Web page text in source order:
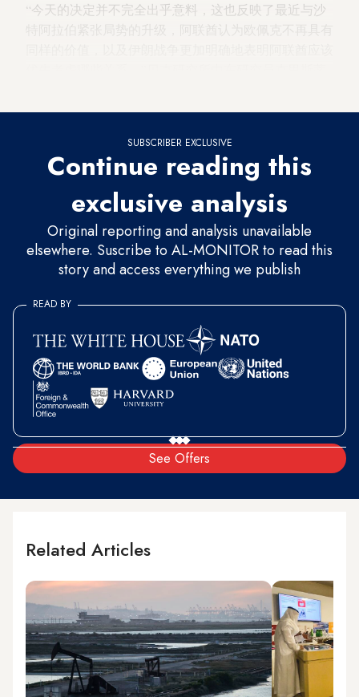
“今天的决定并不完全出乎意料，这也反映了最近与沙
SUBSCRIBER EXCLUSIVE
Continue reading this
exclusive analysis
Original reporting and analysis unavailable
elsewhere. Suscribe to AL-MONITOR to read this
story and access everything we publish
See Offers
READ BY
Related Articles